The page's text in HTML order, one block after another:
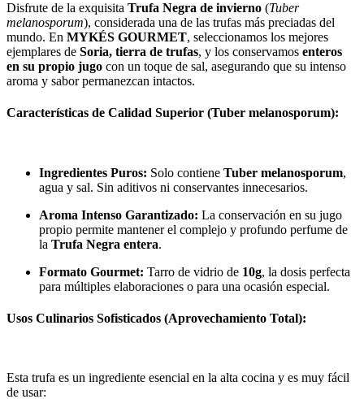
Disfrute de la exquisita Trufa Negra de invierno (Tuber
melanosporum), considerada una de las trufas más preciadas del
mundo. En MYKÉS GOURMET, seleccionamos los mejores
ejemplares de Soria, tierra de trufas, y los conservamos enteros
en su propio jugo con un toque de sal, asegurando que su intenso
aroma y sabor permanezcan intactos.
Características de Calidad Superior (Tuber melanosporum):
Ingredientes Puros: Solo contiene Tuber melanosporum,
agua y sal. Sin aditivos ni conservantes innecesarios.
Aroma Intenso Garantizado: La conservación en su jugo
propio permite mantener el complejo y profundo perfume de
la Trufa Negra entera.
Formato Gourmet: Tarro de vidrio de 10g, la dosis perfecta
para múltiples elaboraciones o para una ocasión especial.
Usos Culinarios Sofisticados (Aprovechamiento Total):
Esta trufa es un ingrediente esencial en la alta cocina y es muy fácil
de usar: